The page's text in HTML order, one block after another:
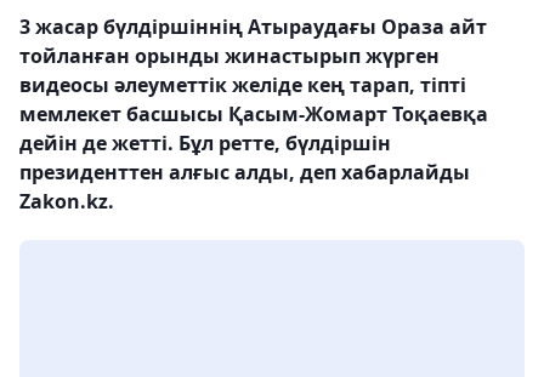
3 жасар бүлдіршіннің Атыраудағы Ораза айт
тойланған орынды жинастырып жүрген
видеосы әлеуметтік желіде кең тарап, тіпті
мемлекет басшысы Қасым-Жомарт Тоқаевқа
дейін де жетті. Бұл ретте, бүлдіршін
президенттен алғыс алды, деп хабарлайды
Zakon.kz.